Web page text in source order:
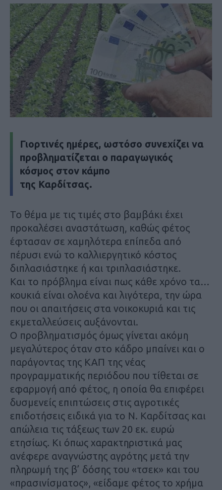
Γιορτινές ημέρες, ωστόσο συνεχίζει να
προβληματίζεται ο παραγωγικός
κόσμος στον κάμπο
της Καρδίτσας.
Το θέμα με τις τιμές στο βαμβάκι έχει
προκαλέσει αναστάτωση, καθώς φέτος
έφτασαν σε χαμηλότερα επίπεδα από
πέρυσι ενώ το καλλιεργητικό κόστος
διπλασιάστηκε ή και τριπλασιάστηκε.
Και το πρόβλημα είναι πως κάθε χρόνο τα…
κουκιά είναι ολοένα και λιγότερα, την ώρα
που οι απαιτήσεις στα νοικοκυριά και τις
εκμεταλλεύσεις αυξάνονται.
Ο προβληματισμός όμως γίνεται ακόμη
μεγαλύτερος όταν στο κάδρο μπαίνει και ο
παράγοντας της ΚΑΠ της νέας
προγραμματικής περιόδου που τίθεται σε
εφαρμογή από φέτος, η οποία θα επιφέρει
δυσμενείς επιπτώσεις στις αγροτικές
επιδοτήσεις ειδικά για το Ν. Καρδίτσας και
απώλεια τις τάξεως των 20 εκ. ευρώ
ετησίως. Κι όπως χαρακτηριστικά μας
ανέφερε αναγνώστης αγρότης μετά την
πληρωμή της β’ δόσης του «τσεκ» και του
«πρασινίσματος», «είδαμε φέτος το χρήμα